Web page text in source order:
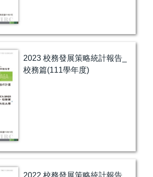
2023 校務發展策略統計報告_
校務篇(111學年度)
2022 校務發展策略統計報告_